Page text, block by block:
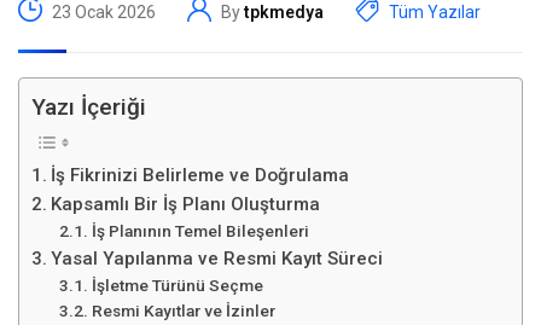
23 Ocak 2026 Bytpkmedya Tüm Yazılar
Yazı İçeriği
İş Fikrinizi Belirleme ve Doğrulama
Kapsamlı Bir İş Planı Oluşturma
İş Planının Temel Bileşenleri
Yasal Yapılanma ve Resmi Kayıt Süreci
İşletme Türünü Seçme
Resmi Kayıtlar ve İzinler